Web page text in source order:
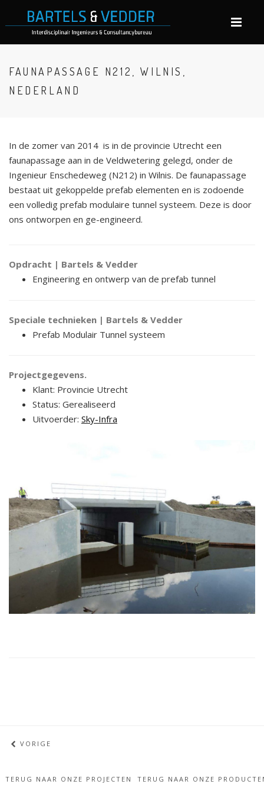
FAUNAPASSAGE N212, WILNIS,
NEDERLAND
In de zomer van 2014 is in de provincie Utrecht een
faunapassage aan in de Veldwetering gelegd, onder de
Ingenieur Enschedeweg (N212) in Wilnis. De faunapassage
bestaat uit gekoppelde prefab elementen en is zodoende
een volledig prefab modulaire tunnel systeem. Deze is door
ons ontworpen en ge-engineerd.
Opdracht | Bartels & Vedder
Engineering en ontwerp van de prefab tunnel
Speciale technieken | Bartels & Vedder
Prefab Modulair Tunnel systeem
Projectgegevens.
Klant: Provincie Utrecht
Status: Gerealiseerd
Uitvoerder: Sky-Infra
VORIGE
TERUG NAAR ONZE PROJECTEN TERUG NAAR ONZE